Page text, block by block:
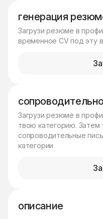
генерация
Загрузи резюме в
временное CV под эту
Загрузи резюме в
твою категорию.
сопроводительные
категории
описание